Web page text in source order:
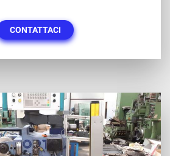
CONTATTACI